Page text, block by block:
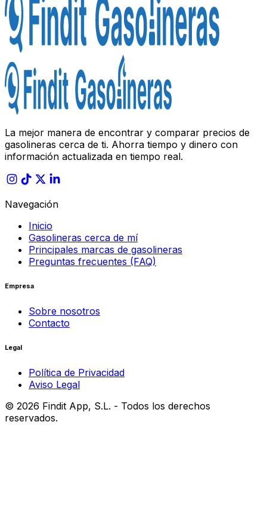
La mejor manera de encontrar y comparar precios de
gasolineras cerca de ti. Ahorra tiempo y dinero con
información actualizada en tiempo real.
Navegación
Inicio
Gasolineras cerca de mí
Principales marcas de gasolineras
Preguntas frecuentes (FAQ)
Empresa
Sobre nosotros
Contacto
Legal
Política de Privacidad
Aviso Legal
© 2026 Findit App, S.L. - Todos los derechos
reservados.